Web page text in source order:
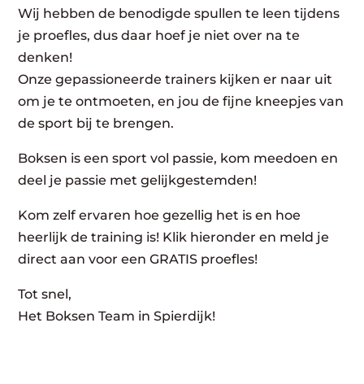
Wij hebben de benodigde spullen te leen tijdens
je proefles, dus daar hoef je niet over na te
denken!
Onze gepassioneerde trainers kijken er naar uit
om je te ontmoeten, en jou de fijne kneepjes van
de sport bij te brengen.
Boksen is een sport vol passie, kom meedoen en
deel je passie met gelijkgestemden!
Kom zelf ervaren hoe gezellig het is en hoe
heerlijk de training is! Klik hieronder en meld je
direct aan voor een GRATIS proefles!
Tot snel,
Het Boksen Team in Spierdijk!